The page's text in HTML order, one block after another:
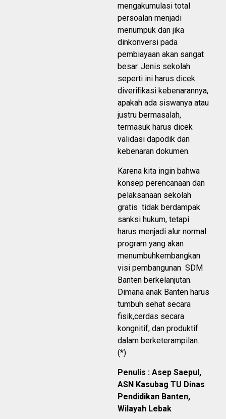
mengakumulasi total
persoalan menjadi
menumpuk dan jika
dinkonversi pada
pembiayaan akan sangat
besar. Jenis sekolah
seperti ini harus dicek
diverifikasi kebenarannya,
apakah ada siswanya atau
justru bermasalah,
termasuk harus dicek
validasi dapodik dan
kebenaran dokumen.
Karena kita ingin bahwa
konsep perencanaan dan
pelaksanaan sekolah
gratis tidak berdampak
sanksi hukum, tetapi
harus menjadi alur normal
program yang akan
menumbuhkembangkan
visi pembangunan SDM
Banten berkelanjutan.
Dimana anak Banten harus
tumbuh sehat secara
fisik,cerdas secara
kongnitif, dan produktif
dalam berketerampilan.
(*)
Penulis : Asep Saepul,
ASN Kasubag TU Dinas
Pendidikan Banten,
Wilayah Lebak